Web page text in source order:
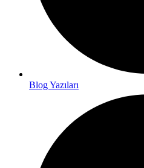
Blog Yazıları